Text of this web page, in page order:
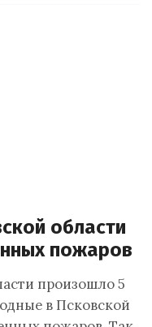
области
пожаров
произошло 5
в Псковской